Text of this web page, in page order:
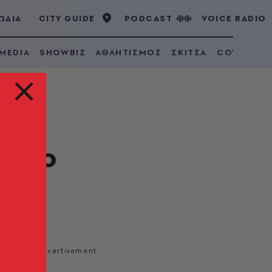
CITY GUIDE PODCAST VOICE RADIO
SHOWBIZ ΑΘΛΗΤΙΣΜΟΣ ΣΚΙΤΣΑ COVID 19
- Το